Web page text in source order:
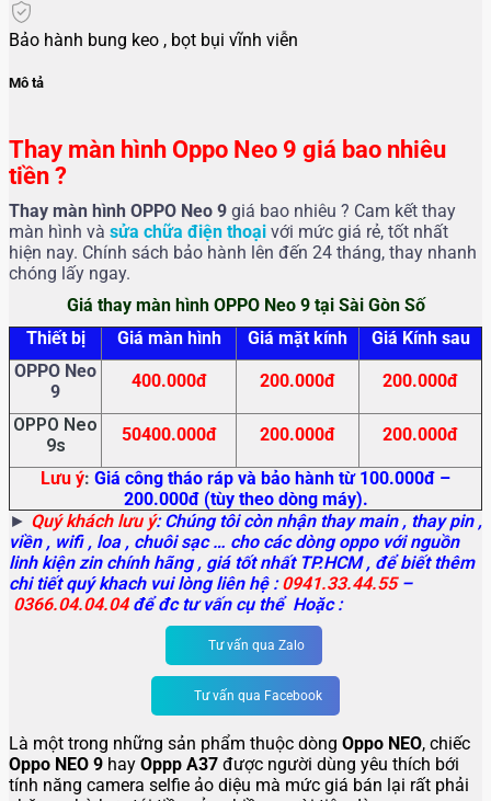
Bảo hành bung keo , bọt bụi vĩnh viễn
Mô tả
Thay màn hình Oppo Neo 9 giá bao nhiêu
tiền ?
Thay màn hình OPPO Neo 9 giá bao nhiêu ? Cam kết thay
màn hình và sửa chữa điện thoại với mức giá rẻ, tốt nhất
hiện nay. Chính sách bảo hành lên đến 24 tháng, thay nhanh
chóng lấy ngay.
Giá thay màn hình OPPO Neo 9 tại Sài Gòn Số
Thiết bị
Giá màn hình Giá mặt kính
Giá Kính sau
OPPO Neo
9
400.000đ 200.000đ 200.000đ
OPPO Neo
9s
50400.000đ 200.000đ 200.000đ
Lưu ý: Giá công tháo ráp và bảo hành từ 100.000đ –
200.000đ (tùy theo dòng máy).
► Quý khách lưu ý: Chúng tôi còn nhận thay main, thay pin ,
viền , wifi , loa , chuôi sạc … cho các dòng oppo với nguồn
linh kiện zin chính hãng , giá tốt nhất TP.HCM , để biết thêm
chi tiết quý khach vui lòng liên hệ :0941.33.44.55–
0366.04.04.04để đc tư vấn cụ thể Hoặc :
Tư vấn qua Zalo
Tư vấn qua Facebook
Là một trong những sản phẩm thuộc dòng Oppo NEO, chiếc
Oppo NEO 9 hay Oppp A37 được người dùng yêu thích bới
tính năng camera selfie ảo diệu mà mức giá bán lại rất phải